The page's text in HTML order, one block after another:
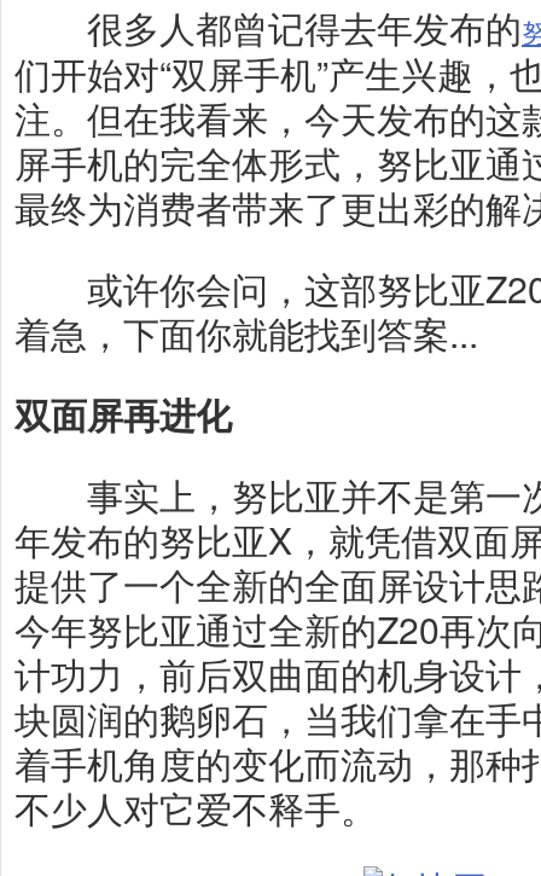
很多人都曾记得去年发布的
们开始对“双屏手机”产生兴趣，
注。但在我看来，今天发布的这
屏手机的完全体形式，努比亚
最终为消费者带来了更出彩的解
或许你会问，这部努比亚
着急，下面你就能找到答案...
双面屏再进化
事实上，努比亚并不是第一
年发布的努比亚X，就凭借双面
提供了一个全新的全面屏设计思
今年努比亚通过全新的Z20再次
计功力，前后双曲面的机身设计
块圆润的鹅卵石，当我们拿在手
着手机角度的变化而流动，那种
不少人对它爱不释手。